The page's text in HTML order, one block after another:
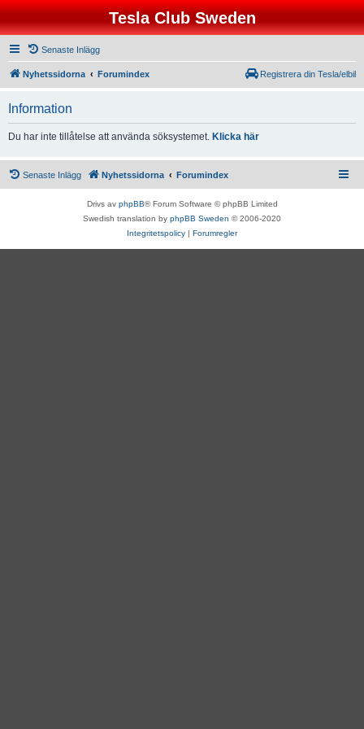
Tesla Club Sweden
Senaste Inlägg
Nyhetssidorna Forumindex Registrera din Tesla/elbil
Information
Du har inte tillåtelse att använda söksystemet. Klicka här
Senaste Inlägg Nyhetssidorna Forumindex
Drivs av phpBB® Forum Software © phpBB Limited
Swedish translation by phpBB Sweden © 2006-2020
Integritetspolicy | Forumregler